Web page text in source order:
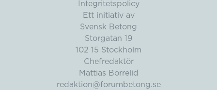
Integritetspolicy
Ett initiativ av
Svensk Betong
Storgatan 19
102 15 Stockholm
Chefredaktör
Mattias Borrelid
redaktion@forumbetong.se